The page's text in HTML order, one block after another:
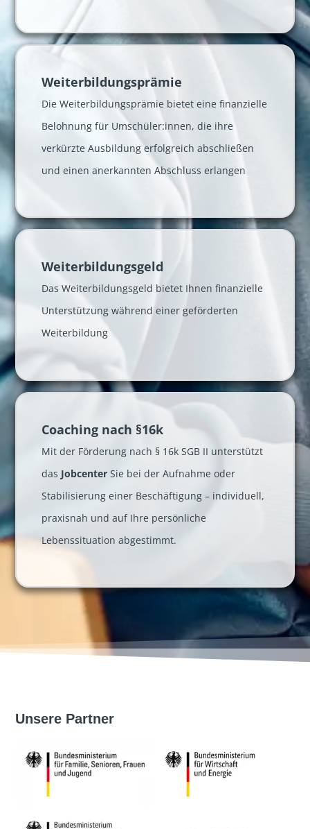
Weiter­bildungs­prämie
Die Weiterbildungsprämie bietet eine finanzielle
Belohnung für Umschüler:innen, die ihre
verkürzte Ausbildung erfolgreich abschließen
und einen anerkannten Abschluss erlangen
Weiter­bildungs­geld
Das Weiterbildungsgeld bietet Ihnen finanzielle
Unterstützung während einer geförderten
Weiterbildung
Coaching nach §16k
Mit der Förderung nach § 16k SGB II unterstützt
das Jobcenter Sie bei der Aufnahme oder
Stabilisierung einer Beschäftigung – individuell,
praxisnah und auf Ihre persönliche
Lebenssituation abgestimmt.
Unsere Partner